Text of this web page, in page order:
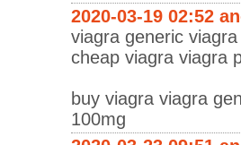
2020-03-19 02:52
viagra generic
cheap viagra viagra
buy viagra viagra
100mg